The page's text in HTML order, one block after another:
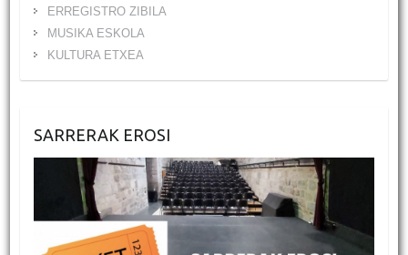
ERREGISTRO ZIBILA
MUSIKA ESKOLA
KULTURA ETXEA
SARRERAK EROSI